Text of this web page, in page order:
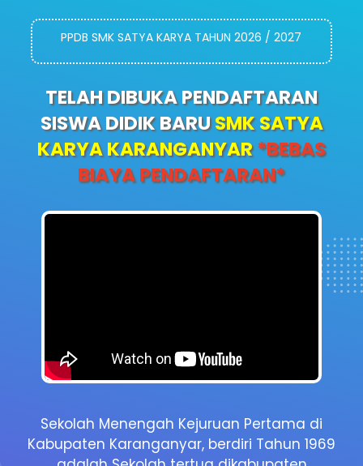
PPDB SMK SATYA KARYA TAHUN 2026 / 2027
TELAH DIBUKA PENDAFTARAN
SISWA DIDIK BARUSMK SATYA
KARYA KARANGANYAR*BEBAS
BIAYA PENDAFTARAN*
Sekolah Menengah Kejuruan Pertama di
Kabupaten Karanganyar, berdiri Tahun 1969